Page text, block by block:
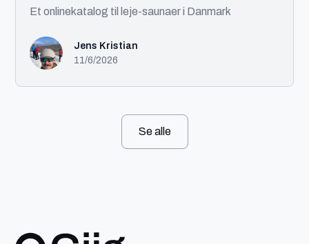
Et onlinekatalog til leje-saunaer i Danmark
Jens Kristian
11/6/2026
Se alle